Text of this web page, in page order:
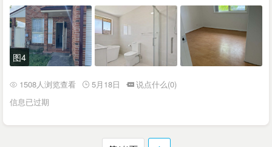
图4
1508人浏览查看 5月18日
说点什么(0)
信息已过期